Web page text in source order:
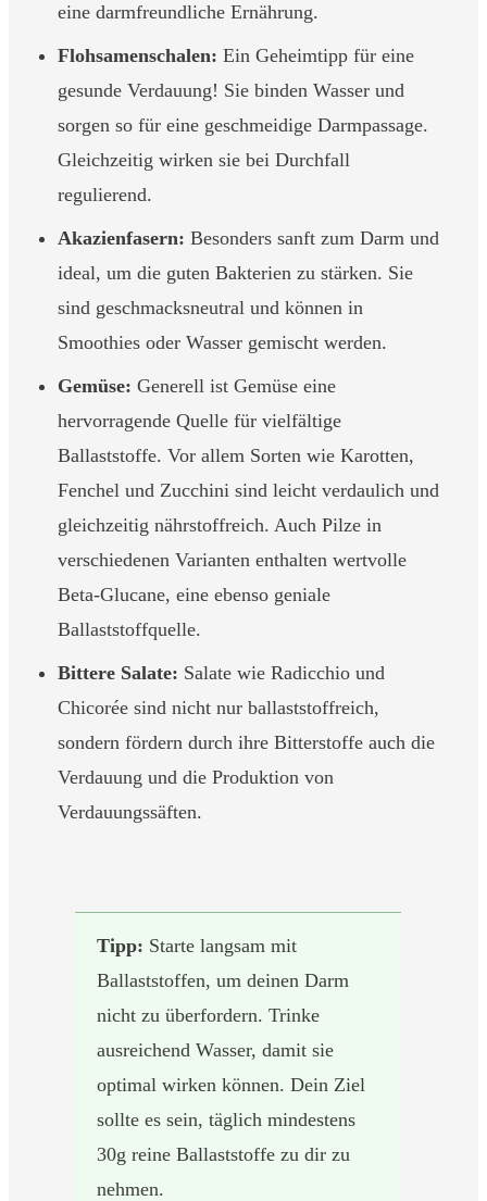
eine darmfreundliche Ernährung.
Flohsamenschalen: Ein Geheimtipp für eine
gesunde Verdauung! Sie binden Wasser und
sorgen so für eine geschmeidige Darmpassage.
Gleichzeitig wirken sie bei Durchfall
regulierend.
Akazienfasern: Besonders sanft zum Darm und
ideal, um die guten Bakterien zu stärken. Sie
sind geschmacksneutral und können in
Smoothies oder Wasser gemischt werden.
Gemüse: Generell ist Gemüse eine
hervorragende Quelle für vielfältige
Ballaststoffe. Vor allem Sorten wie Karotten,
Fenchel und Zucchini sind leicht verdaulich und
gleichzeitig nährstoffreich. Auch Pilze in
verschiedenen Varianten enthalten wertvolle
Beta-Glucane, eine ebenso geniale
Ballaststoffquelle.
Bittere Salate: Salate wie Radicchio und
Chicorée sind nicht nur ballaststoffreich,
sondern fördern durch ihre Bitterstoffe auch die
Verdauung und die Produktion von
Verdauungssäften.
Tipp: Starte langsam mit
Ballaststoffen, um deinen Darm
nicht zu überfordern. Trinke
ausreichend Wasser, damit sie
optimal wirken können. Dein Ziel
sollte es sein, täglich mindestens
30g reine Ballaststoffe zu dir zu
nehmen.